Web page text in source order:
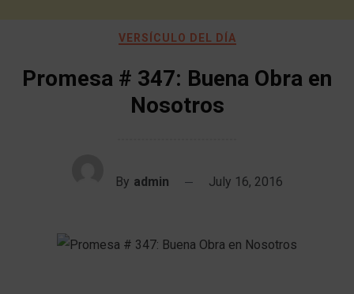
VERSÍCULO DEL DÍA
Promesa # 347: Buena Obra en
Nosotros
By admin July 16, 2016